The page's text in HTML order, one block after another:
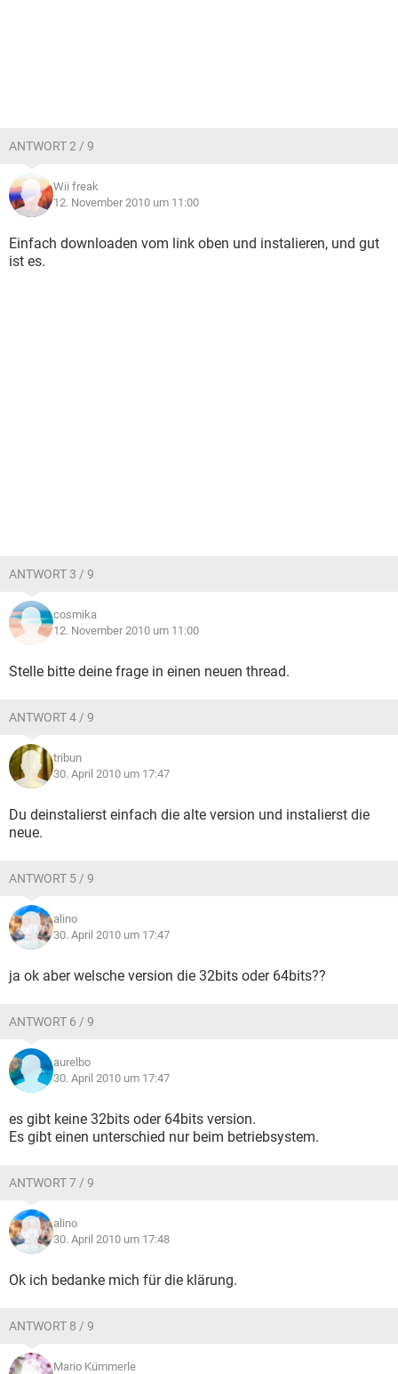
ANTWORT 2 / 9
Wii freak
12. November 2010 um 11:00
Einfach downloaden vom link oben und instalieren, und gut
ist es.
ANTWORT 3 / 9
cosmika
12. November 2010 um 11:00
Stelle bitte deine frage in einen neuen thread.
ANTWORT 4 / 9
tribun
30. April 2010 um 17:47
Du deinstalierst einfach die alte version und instalierst die
neue.
ANTWORT 5 / 9
alino
30. April 2010 um 17:47
ja ok aber welsche version die 32bits oder 64bits??
ANTWORT 6 / 9
aurelbo
30. April 2010 um 17:47
es gibt keine 32bits oder 64bits version.
Es gibt einen unterschied nur beim betriebsystem.
ANTWORT 7 / 9
alino
30. April 2010 um 17:48
Ok ich bedanke mich für die klärung.
ANTWORT 8 / 9
Mario Kümmerle